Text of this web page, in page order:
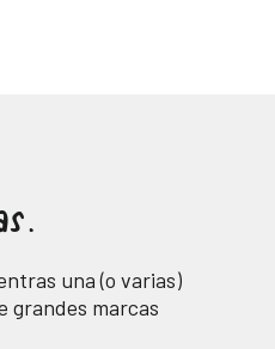
una (o varias)
grandes marcas